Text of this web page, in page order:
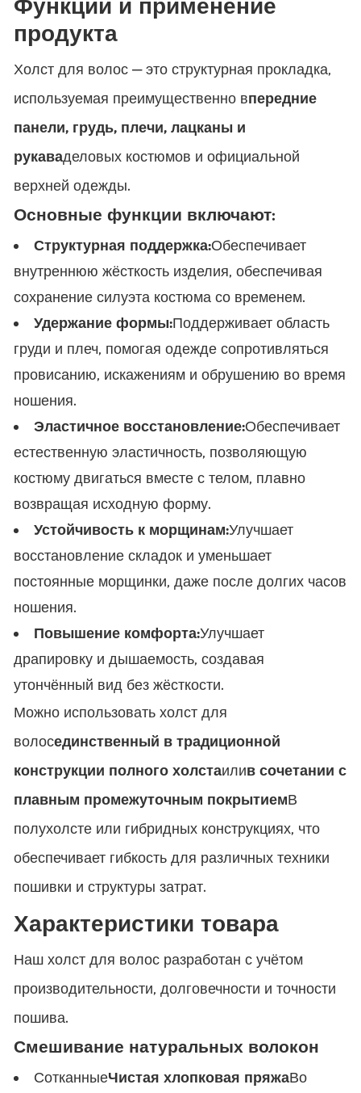
продукта
Холст для волос — это структурная прокладка,
используемая преимущественно впередние
панели, грудь, плечи, лацканы и
рукаваделовых костюмов и официальной
верхней одежды.
Основные функции включают:
Структурная поддержка:Обеспечивает
внутреннюю жёсткость изделия, обеспечивая
сохранение силуэта костюма со временем.
Удержание формы:Поддерживает область
груди и плеч, помогая одежде сопротивляться
провисанию, искажениям и обрушению во время
ношения.
Эластичное восстановление:Обеспечивает
естественную эластичность, позволяющую
костюму двигаться вместе с телом, плавно
возвращая исходную форму.
Устойчивость к морщинам:Улучшает
восстановление складок и уменьшает
постоянные морщинки, даже после долгих часов
ношения.
Повышение комфорта:Улучшает
драпировку и дышаемость, создавая
утончённый вид без жёсткости.
Можно использовать холст для
волосединственный в традиционной
конструкции полного холстаилив сочетании с
плавным промежуточным покрытиемВ
полухолсте или гибридных конструкциях, что
обеспечивает гибкость для различных техники
пошивки и структуры затрат.
Характеристики товара
Наш холст для волос разработан с учётом
производительности, долговечности и точности
пошива.
Смешивание натуральных волокон
СотканныеЧистая хлопковая пряжаВо